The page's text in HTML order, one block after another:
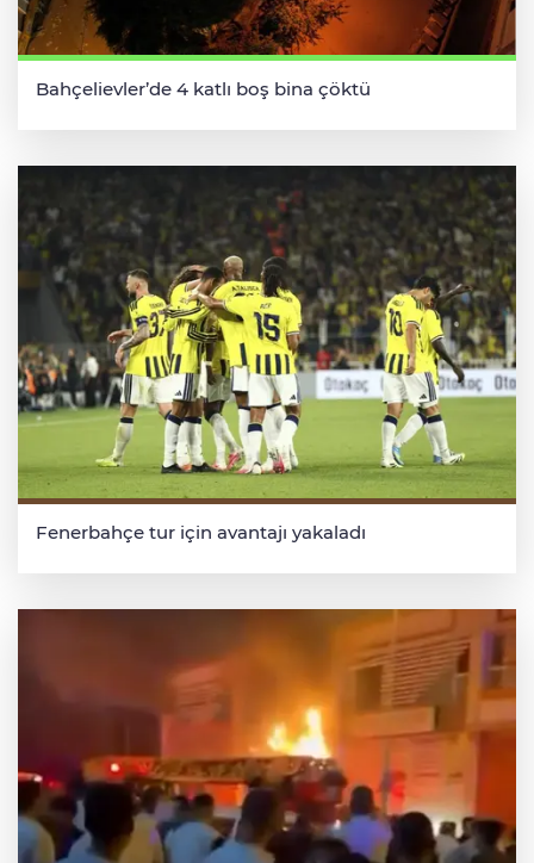
Bahçelievler’de 4 katlı boş bina çöktü
Fenerbahçe tur için avantajı yakaladı